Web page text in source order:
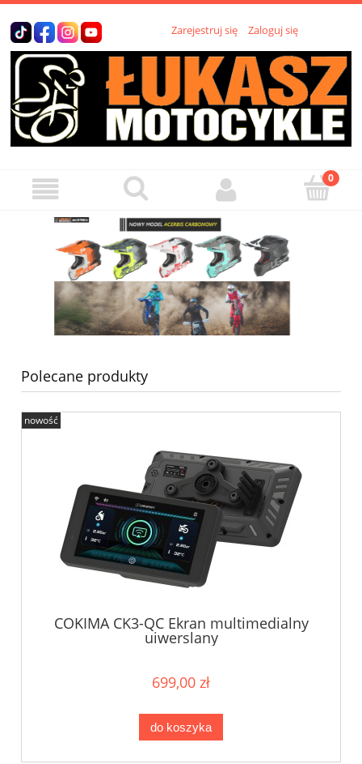
Zarejestruj się Zaloguj się
Polecane produkty
COKIMA CK3-QC Ekran multimedialny
uiwerslany
699,00 zł
do koszyka
nowość